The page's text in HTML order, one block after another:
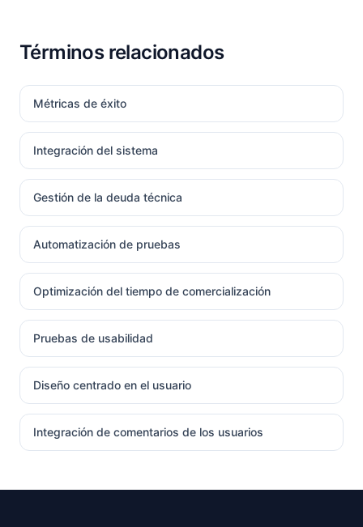
Términos relacionados
Métricas de éxito
Integración del sistema
Gestión de la deuda técnica
Automatización de pruebas
Optimización del tiempo de comercialización
Pruebas de usabilidad
Diseño centrado en el usuario
Integración de comentarios de los usuarios